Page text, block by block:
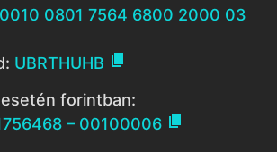
0801 7564 6800 2000 03
UBRTHUHB 
forintban:
– 00100006 